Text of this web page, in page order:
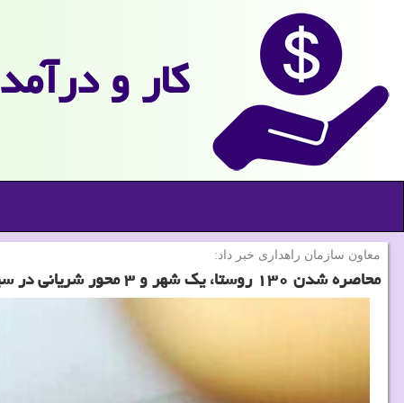
كار و درآمد
معاون سازمان راهداری خبر داد:
محاصره شدن ۱۳۰ روستا، یك شهر و ۳ محور شریانی در سیل دیشب